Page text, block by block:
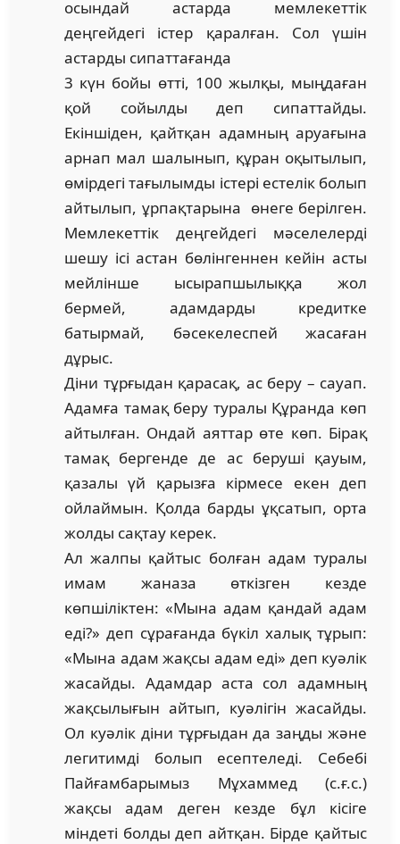
осындай астарда мемлекеттік
деңгейдегі істер қаралған. Сол үшін
астарды сипаттағанда
3 күн бойы өтті, 100 жылқы, мыңдаған
қой сойылды деп сипаттайды.
Екіншіден, қайтқан адамның аруағына
арнап мал шалынып, құран оқытылып,
өмірдегі тағылымды істері естелік болып
айтылып, ұрпақтарына өнеге берілген.
Мемлекеттік деңгейдегі мәселелерді
шешу ісі астан бөлінгеннен кейін асты
мейлінше ысырапшылыққа жол
бермей, адамдарды кредитке
батырмай, бәсекелеспей жасаған
дұрыс.
Діни тұрғыдан қарасақ, ас беру – сауап.
Адамға тамақ беру туралы Құранда көп
айтылған. Ондай аяттар өте көп. Бірақ
тамақ бергенде де ас беруші қауым,
қазалы үй қарызға кірмесе екен деп
ойлаймын. Қолда барды ұқсатып, орта
жолды сақтау керек.
Ал жалпы қайтыс болған адам туралы
имам жаназа өткізген кезде
көпшіліктен: «Мына адам қандай адам
еді?» деп сұрағанда бүкіл халық тұрып:
«Мына адам жақсы адам еді» деп куәлік
жасайды. Адамдар аста сол адамның
жақсылығын айтып, куәлігін жасайды.
Ол куәлік діни тұрғыдан да заңды және
легитимді болып есептеледі. Себебі
Пайғамбарымыз Мұхаммед (с.ғ.с.)
жақсы адам деген кезде бұл кісіге
міндеті болды деп айтқан. Бірде қайтыс